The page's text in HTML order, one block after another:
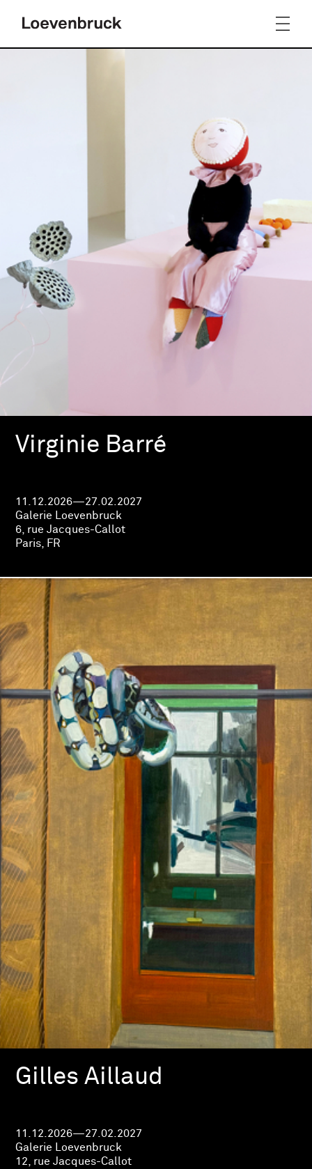
Virginie Barré
11.12.2026—27.02.2027
Galerie Loevenbruck
6, rue Jacques-Callot
Paris, FR
Gilles Aillaud
11.12.2026—27.02.2027
Galerie Loevenbruck
12, rue Jacques-Callot